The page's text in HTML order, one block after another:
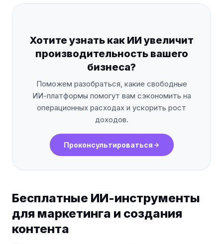
Хотите узнать как ИИ увеличит
производительность вашего
бизнеса?
Поможем разобраться, какие свободные
ИИ-платформы помогут вам сэкономить на
операционных расходах и ускорить рост
доходов.
Проконсультироваться
Бесплатные ИИ-инструменты
для маркетинга и создания
контента